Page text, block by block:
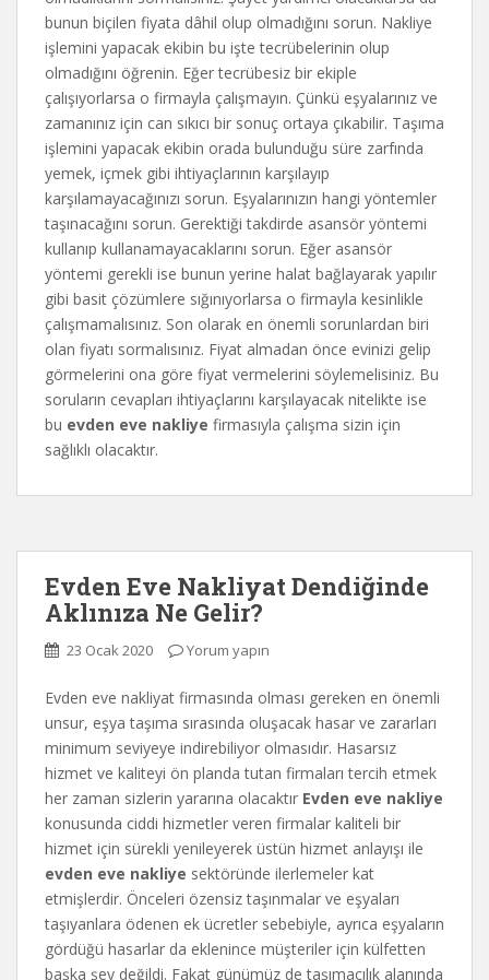
bunun biçilen fiyata dâhil olup olmadığını sorun. Nakliye
işlemini yapacak ekibin bu işte tecrübelerinin olup
olmadığını öğrenin. Eğer tecrübesiz bir ekiple
çalışıyorlarsa o firmayla çalışmayın. Çünkü eşyalarınız ve
zamanınız için can sıkıcı bir sonuç ortaya çıkabilir. Taşıma
işlemini yapacak ekibin orada bulunduğu süre zarfında
yemek, içmek gibi ihtiyaçlarının karşılayıp
karşılamayacağınızı sorun. Eşyalarınızın hangi yöntemler
taşınacağını sorun. Gerektiği takdirde asansör yöntemi
kullanıp kullanamayacaklarını sorun. Eğer asansör
yöntemi gerekli ise bunun yerine halat bağlayarak yapılır
gibi basit çözümlere sığınıyorlarsa o firmayla kesinlikle
çalışmamalısınız. Son olarak en önemli sorunlardan biri
olan fiyatı sormalısınız. Fiyat almadan önce evinizi gelip
görmelerini ona göre fiyat vermelerini söylemelisiniz. Bu
soruların cevapları ihtiyaçlarını karşılayacak nitelikte ise
bu evden eve nakliye firmasıyla çalışma sizin için
sağlıklı olacaktır.
Evden Eve Nakliyat Dendiğinde
Aklınıza Ne Gelir?
23 Ocak 2020 Yorum yapın
Evden eve nakliyat firmasında olması gereken en önemli
unsur, eşya taşıma sırasında oluşacak hasar ve zararları
minimum seviyeye indirebiliyor olmasıdır. Hasarsız
hizmet ve kaliteyi ön planda tutan firmaları tercih etmek
her zaman sizlerin yararına olacaktır Evden eve nakliye
konusunda ciddi hizmetler veren firmalar kaliteli bir
hizmet için sürekli yenileyerek üstün hizmet anlayışı ile
evden eve nakliye sektöründe ilerlemeler kat
etmişlerdir. Önceleri özensiz taşınmalar ve eşyaları
taşıyanlara ödenen ek ücretler sebebiyle, ayrıca eşyaların
gördüğü hasarlar da eklenince müşteriler için külfetten
başka şey değildi. Fakat günümüz de taşımacılık alanında